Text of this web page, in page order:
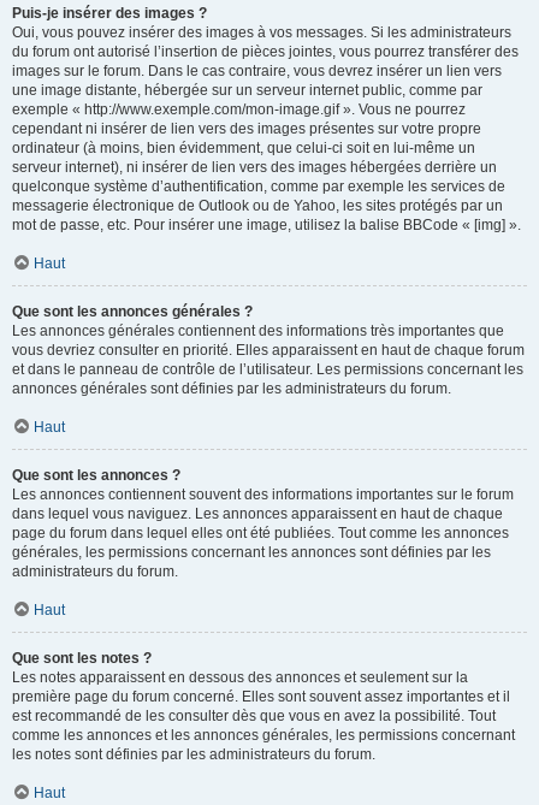
Puis-je insérer des images ?
Oui, vous pouvez insérer des images à vos messages. Si les administrateurs
du forum ont autorisé l’insertion de pièces jointes, vous pourrez transférer des
images sur le forum. Dans le cas contraire, vous devrez insérer un lien vers
une image distante, hébergée sur un serveur internet public, comme par
exemple « http://www.exemple.com/mon-image.gif ». Vous ne pourrez
cependant ni insérer de lien vers des images présentes sur votre propre
ordinateur (à moins, bien évidemment, que celui-ci soit en lui-même un
serveur internet), ni insérer de lien vers des images hébergées derrière un
quelconque système d’authentification, comme par exemple les services de
messagerie électronique de Outlook ou de Yahoo, les sites protégés par un
mot de passe, etc. Pour insérer une image, utilisez la balise BBCode « [img] ».
Haut
Que sont les annonces générales ?
Les annonces générales contiennent des informations très importantes que
vous devriez consulter en priorité. Elles apparaissent en haut de chaque forum
et dans le panneau de contrôle de l’utilisateur. Les permissions concernant les
annonces générales sont définies par les administrateurs du forum.
Haut
Que sont les annonces ?
Les annonces contiennent souvent des informations importantes sur le forum
dans lequel vous naviguez. Les annonces apparaissent en haut de chaque
page du forum dans lequel elles ont été publiées. Tout comme les annonces
générales, les permissions concernant les annonces sont définies par les
administrateurs du forum.
Haut
Que sont les notes ?
Les notes apparaissent en dessous des annonces et seulement sur la
première page du forum concerné. Elles sont souvent assez importantes et il
est recommandé de les consulter dès que vous en avez la possibilité. Tout
comme les annonces et les annonces générales, les permissions concernant
les notes sont définies par les administrateurs du forum.
Haut